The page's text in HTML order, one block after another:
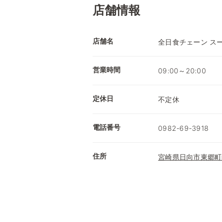
店舗情報
店舗名 全日食チェーン ス
営業時間 09:00～20:00
定休日 不定休
電話番号 0982-69-3918
住所 宮崎県日向市東郷